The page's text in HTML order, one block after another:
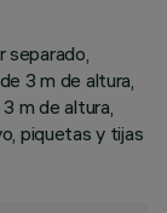
separado,
3 m de altura,
m de altura,
piquetas y tijas